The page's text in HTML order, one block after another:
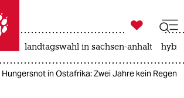
 taz zahl ich
taz zahl ich

taz zahl ich
landtagswahl in sachsen-anhalt
Hungersnot in Ostafrika: Zwei Jahre kein Regen